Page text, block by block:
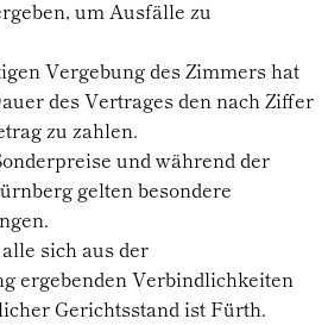
um Ausfälle zu
Vergebung des Zimmers hat
des Vertrages den nach Ziffer
zu zahlen.
und während der
gelten besondere
sich aus der
ergebenden Verbindlichkeiten
Gerichtsstand ist Fürth.